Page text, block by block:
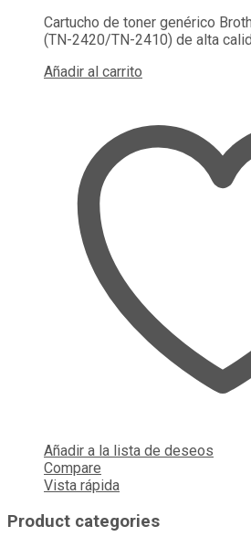
Cartucho de toner genérico
(TN-2420/TN-2410) de alta
Añadir al carrito
Añadir a la lista de deseos
Compare
Vista rápida
Product categories